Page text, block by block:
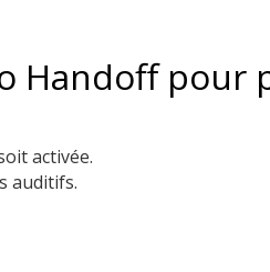
Handoff pour
activée.
auditifs.